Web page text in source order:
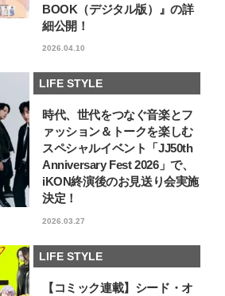
BOOK（デジタル版）』の詳
細公開！
2026.04.10
LIFE STYLE
時代、世代をつなぐ音楽とフ
ァッション＆トークを楽しむ
スペシャルイベント「JJ50th
Anniversary Fest 2026」で、
iKON終演後のお見送り会実施
決定！
2026.03.27
LIFE STYLE
【コミック連載】シード・オ